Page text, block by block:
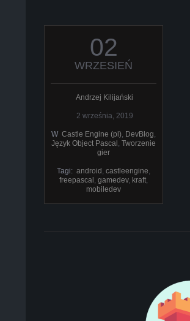
02
WRZESIEŃ
Andrzej Kilijański
2 września, 2019
W Castle Engine (pl), DevBlog,
Język Object Pascal , Tworzenie
gier
Tagi: android , castleengine,
freepascal , gamedev, kraft,
mobiledev